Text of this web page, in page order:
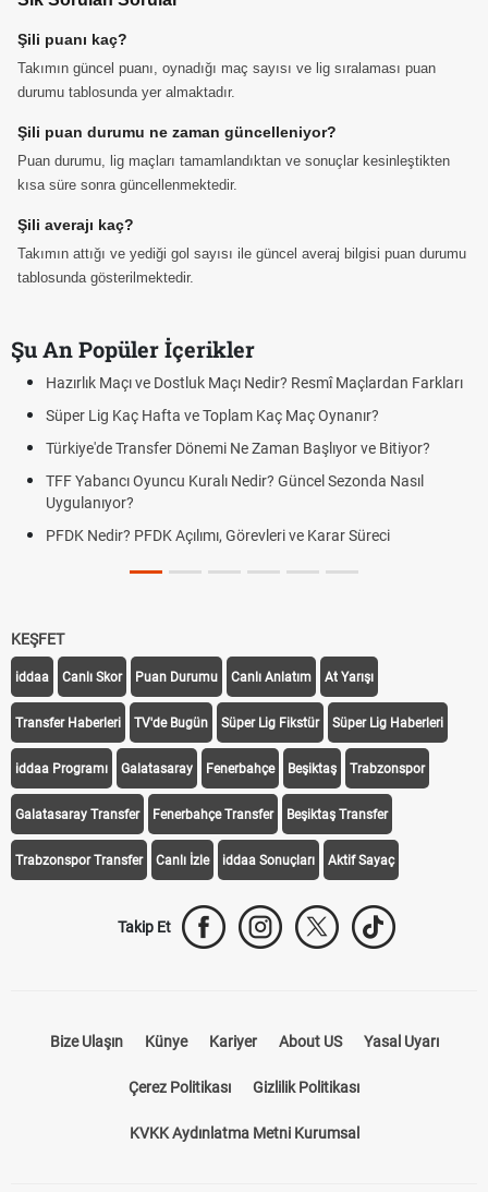
Şili puanı kaç?
Takımın güncel puanı, oynadığı maç sayısı ve lig sıralaması puan
durumu tablosunda yer almaktadır.
Şili puan durumu ne zaman güncelleniyor?
Puan durumu, lig maçları tamamlandıktan ve sonuçlar kesinleştikten
kısa süre sonra güncellenmektedir.
Şili averajı kaç?
Takımın attığı ve yediği gol sayısı ile güncel averaj bilgisi puan durumu
tablosunda gösterilmektedir.
Şu An Popüler İçerikler
Hazırlık Maçı ve Dostluk Maçı Nedir? Resmî Maçlardan Farkları
Süper Lig Kaç Hafta ve Toplam Kaç Maç Oynanır?
Türkiye'de Transfer Dönemi Ne Zaman Başlıyor ve Bitiyor?
TFF Yabancı Oyuncu Kuralı Nedir? Güncel Sezonda Nasıl
Uygulanıyor?
PFDK Nedir? PFDK Açılımı, Görevleri ve Karar Süreci
KEŞFET
iddaa Canlı Skor Puan Durumu Canlı Anlatım At Yarışı
Transfer Haberleri TV'de Bugün Süper Lig Fikstür Süper Lig Haberleri
iddaa Programı Galatasaray Fenerbahçe Beşiktaş Trabzonspor
Galatasaray Transfer Fenerbahçe Transfer Beşiktaş Transfer
Trabzonspor Transfer Canlı İzle iddaa Sonuçları Aktif Sayaç
Takip Et
Bize Ulaşın Künye Kariyer About US Yasal Uyarı
Çerez Politikası Gizlilik Politikası
KVKK Aydınlatma Metni Kurumsal